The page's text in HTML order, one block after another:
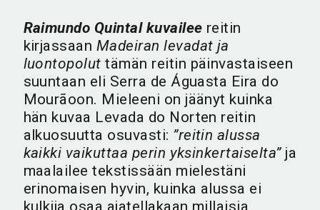
Raimundo Quintal kuvailee reitin
kirjassaan Madeiran levadat ja
luontopolut tämän reitin päinvastaiseen
suuntaan eli Serra de Águasta Eira do
Mourãoon. Mieleeni on jäänyt kuinka
hän kuvaa Levada do Norten reitin
alkuosuutta osuvasti: ”reitin alussa
kaikki vaikuttaa perin yksinkertaiselta”ja
maalailee tekstissään mielestäni
erinomaisen hyvin, kuinka alussa ei